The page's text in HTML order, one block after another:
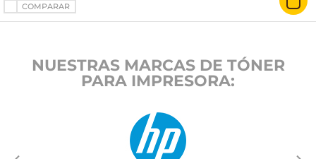
COMPARAR
NUESTRAS MARCAS DE TÓNER
PARA IMPRESORA: